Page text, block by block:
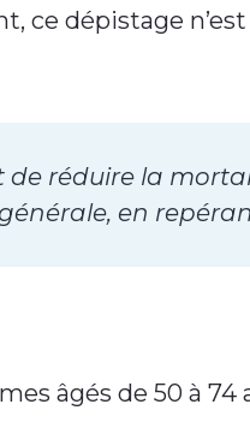
ce dépistage
de réduire la
en
âgés de 50 à 74